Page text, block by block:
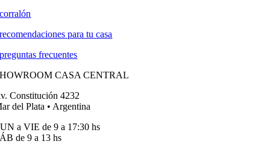
corralón
recomendaciones para tu casa
preguntas frecuentes
CASA CENTRAL
Constitución 4232
del Plata • Argentina
a VIE de 9 a 17:30 hs
de 9 a 13 hs